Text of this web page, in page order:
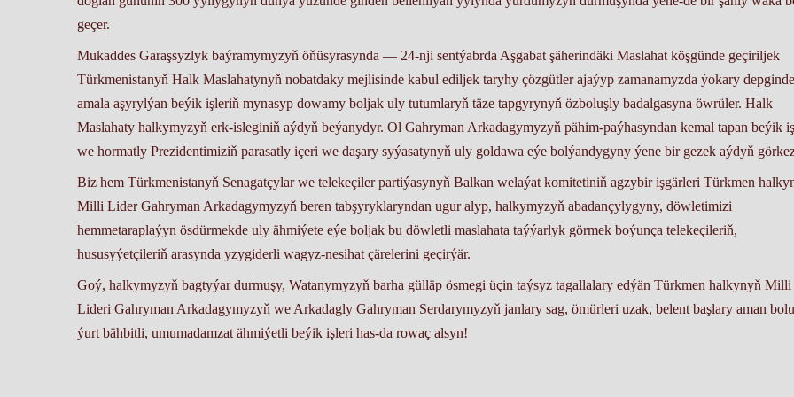
geçer.
Mukaddes Garaşsyzlyk baýramymyzyň öňüsyrasynda — 24-nji sentýabrda Aşgabat şäherindäki Maslahat köşgünde geçiriljek
Türkmenistanyň Halk Maslahatynyň nobatdaky mejlisinde kabul ediljek taryhy çözgütler ajaýyp zamanamyzda ýokary depginde
amala aşyrylýan beýik işleriň mynasyp dowamy boljak uly tutumlaryň täze tapgyrynyň özboluşly badalgasyna öwrüler. Halk
Maslahaty halkymyzyň erk-isleginiň aýdyň beýanydyr. Ol Gahryman Arkadagymyzyň pähim-paýhasyndan kemal tapan beýik
we hormatly Prezidentimiziň parasatly içeri we daşary syýasatynyň uly goldawa eýe bolýandygyny ýene bir gezek aýdyň
Biz hem Türkmenistanyň Senagatçylar we telekeçiler partiýasynyň Balkan welaýat komitetiniň agzybir işgärleri Türkmen
Milli Lider Gahryman Arkadagymyzyň beren tabşyryklaryndan ugur alyp, halkymyzyň abadançylygyny, döwletimizi
hemmetaraplaýyn ösdürmekde uly ähmiýete eýe boljak bu döwletli maslahata taýýarlyk görmek boýunça telekeçileriň,
hususyýetçileriň arasynda yzygiderli wagyz-nesihat çärelerini geçirýär.
Goý, halkymyzyň bagtyýar durmuşy, Watanymyzyň barha gülläp ösmegi üçin taýsyz tagallalary edýän Türkmen halkynyň Milli
Lideri Gahryman Arkadagymyzyň we Arkadagly Gahryman Serdarymyzyň janlary sag, ömürleri uzak, belent başlary aman
ýurt bähbitli, umumadamzat ähmiýetli beýik işleri has-da rowaç alsyn!